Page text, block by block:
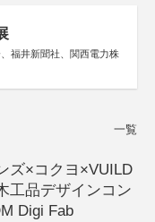
福井新聞社、関西電力株
一覧
ズ×コクヨ×VUILD
工品デザインコン
Digi Fab